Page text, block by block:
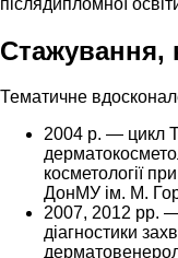
Стажування,
Тематичне
2004 р. — цикл
косметології
ДонМУ ім. М.
2007, 2012 рр. —
діагностики